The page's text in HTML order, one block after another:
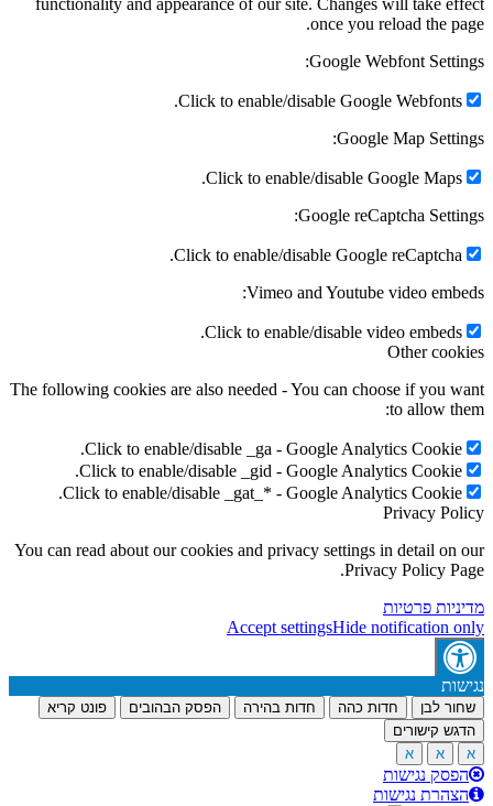
functionality and appearance of our site. Changes will take effect
once you reload the page.
Google Webfont Settings:
Click to enable/disable Google Webfonts.
Google Map Settings:
Click to enable/disable Google Maps.
Google reCaptcha Settings:
Click to enable/disable Google reCaptcha.
Vimeo and Youtube video embeds:
Click to enable/disable video embeds.
Other cookies
The following cookies are also needed - You can choose if you want
to allow them:
Click to enable/disable _ga - Google Analytics Cookie.
Click to enable/disable _gid - Google Analytics Cookie.
Click to enable/disable _gat_* - Google Analytics Cookie.
Privacy Policy
You can read about our cookies and privacy settings in detail on our
Privacy Policy Page.
מדיניות פרטיות
Accept settingsHide notification only
נגישות
שחור לבן חדות כהה חדות בהירה הפסק הבהובים
פונט קריא
הדגש קישורים
א
א א
הפסק נגישות
הצהרת נגישות